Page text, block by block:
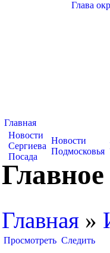
Глава
Главная
Новости
Сергиева
Посада
Новости
Подмосковья
Главная »
Просмотреть Следить